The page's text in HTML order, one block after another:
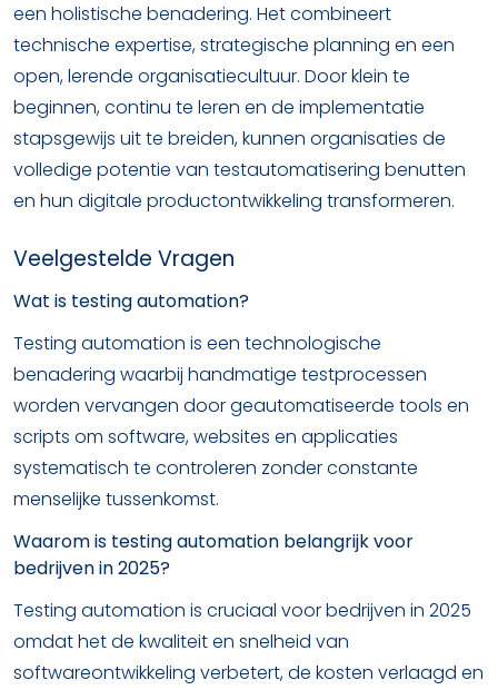
een holistische benadering. Het combineert
technische expertise, strategische planning en een
open, lerende organisatiecultuur. Door klein te
beginnen, continu te leren en de implementatie
stapsgewijs uit te breiden, kunnen organisaties de
volledige potentie van testautomatisering benutten
en hun digitale productontwikkeling transformeren.
Veelgestelde Vragen
Wat is testing automation?
Testing automation is een technologische
benadering waarbij handmatige testprocessen
worden vervangen door geautomatiseerde tools en
scripts om software, websites en applicaties
systematisch te controleren zonder constante
menselijke tussenkomst.
Waarom is testing automation belangrijk voor
bedrijven in 2025?
Testing automation is cruciaal voor bedrijven in 2025
omdat het de kwaliteit en snelheid van
softwareontwikkeling verbetert, de kosten verlaagd en